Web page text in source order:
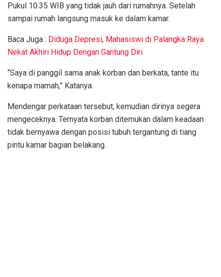
Pukul 10.35 WIB yang tidak jauh dari rumahnya. Setelah
sampai rumah langsung masuk ke dalam kamar.
Baca Juga : Diduga Depresi, Mahasiswi di Palangka Raya
Nekat Akhiri Hidup Dengan Gantung Diri
“Saya di panggil sama anak korban dan berkata, tante itu
kenapa mamah,” Katanya.
Mendengar perkataan tersebut, kemudian dirinya segera
mengeceknya. Ternyata korban ditemukan dalam keadaan
tidak bernyawa dengan posisi tubuh tergantung di tiang
pintu kamar bagian belakang.